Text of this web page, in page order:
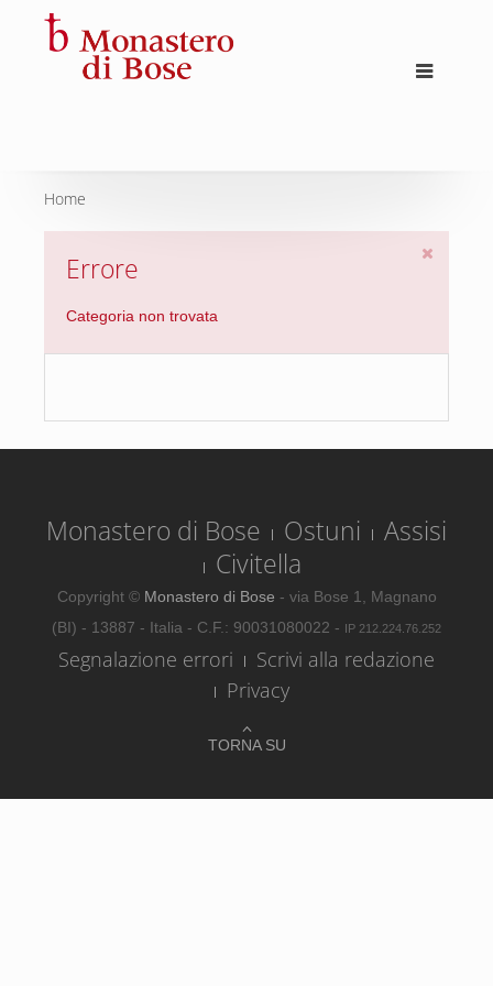
Home
Errore
Categoria non trovata
TORNA SU
Monastero di Bose Ostuni
Assisi
Civitella
Copyright © Monastero di Bose - via Bose 1, Magnano
(BI) - 13887 - Italia - C.F.: 90031080022 - IP 212.224.76.252
Segnalazione errori
Scrivi alla redazione
Privacy